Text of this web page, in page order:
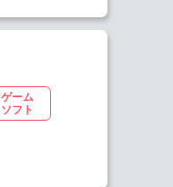
ゲーム
ソフト